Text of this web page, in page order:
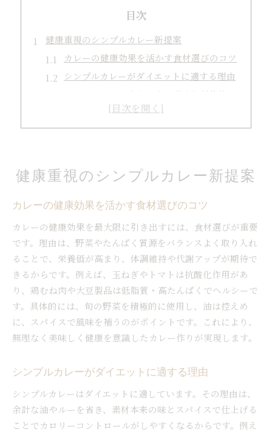
目次
健康重視のシンプルカレー新提案
カレーの健康効果を活かす食材選びのコツ
シンプルカレーがダイエットに適する理由
カレーライスが太りやすい理由と対策法
栄養バランスを考えたカレーの食べ方
カレーが食べたくなる時の体調と栄養不足
カレーでダイエット中も満足する秘訣
ダイエット中でも安心なカレーの選び方
カレーのカロリーを抑える調理法の工夫
脂質控えめカレーで満足感を得るポイント
ダイエット中のカレーの食べ方と注意点
カレーの太りにくい食材組み合わせ術
管理栄養士がすすめるカレーの食事法
手軽に作れるカレーの簡単レシピ集
市販ルーで作る簡単カレーレシピの魅力
赤缶カレー粉を使った時短カレーの工夫
家族で楽しむカレーの簡単レシピ特集
豚こまカレーを柔らかく仕上げるコツ
太りにくいカレーを楽しむ工夫とは
健康重視のシンプルカレー新提案
カレーの健康効果を活かす食材選びのコツ
カレーの健康効果を最大限に引き出すには、食材選びが重要
です。理由は、野菜やたんぱく質源をバランスよく取り入れ
ることで、栄養価が高まり、体調維持や代謝アップが期待で
きるからです。例えば、玉ねぎやトマトは抗酸化作用があ
り、鶏むね肉や大豆製品は低脂質・高たんぱくでヘルシーで
す。具体的には、旬の野菜を積極的に使用し、油は控えめ
に、スパイスで風味を補うのがポイントです。これにより、
無理なく美味しく健康を意識したカレー作りが実現します。
シンプルカレーがダイエットに適する理由
シンプルカレーはダイエットに適しています。その理由は、
余計な油やルーを省き、素材本来の味とスパイスで仕上げる
ことでカロリーコントロールがしやすくなるからです。例え